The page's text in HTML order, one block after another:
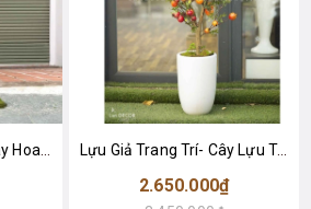
Lựu Giả Trang Trí- Cây Lựu Trang Trí Tết (150cm)- CC1012
2.650.000₫